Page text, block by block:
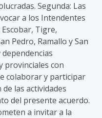
Segunda: Las
a los Intendentes
Tigre,
Pedro, Ramallo y San
provinciales con
colaborar y participar
las actividades
del presente acuerdo.
a invitar a la